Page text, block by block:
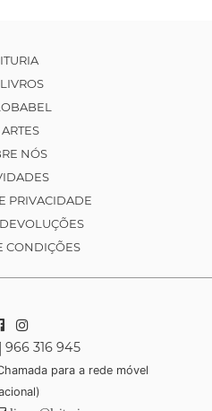
NÓS
PRIVACIDADE
CONDIÇÕES
966 316 945
para a rede móvel